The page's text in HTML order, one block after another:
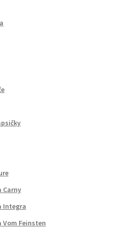
Carny
Integra
Vom Feinsten